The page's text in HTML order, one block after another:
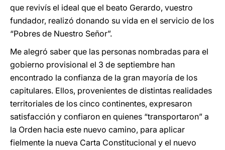
que revivís el ideal que el beato Gerardo, vuestro
fundador, realizó donando su vida en el servicio de los
“Pobres de Nuestro Señor”.
Me alegró saber que las personas nombradas para el
gobierno provisional el 3 de septiembre han
encontrado la confianza de la gran mayoría de los
capitulares. Ellos, provenientes de distintas realidades
territoriales de los cinco continentes, expresaron
satisfacción y confiaron en quienes “transportaron” a
la Orden hacia este nuevo camino, para aplicar
fielmente la nueva Carta Constitucional y el nuevo